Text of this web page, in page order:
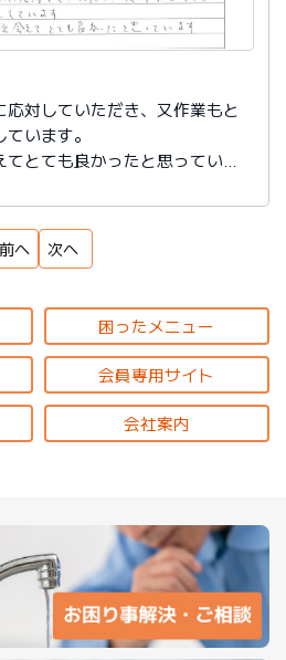
対していただき、又作業もと
います。
とても良かったと思っていま
前へ 次へ
困ったメニュー
会員専用サイト
会社案内